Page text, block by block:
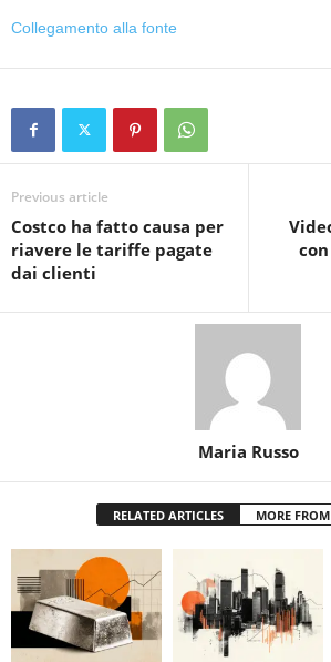
Collegamento alla fonte
Previous article
Costco ha fatto causa per
riavere le tariffe pagate
dai clienti
Maria Russo
RELATED ARTICLES MORE